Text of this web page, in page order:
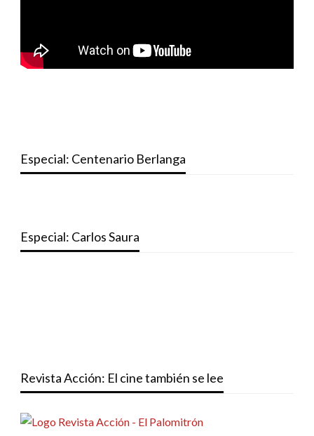
Especial: Centenario Berlanga
Especial: Carlos Saura
Revista Acción: El cine también se lee